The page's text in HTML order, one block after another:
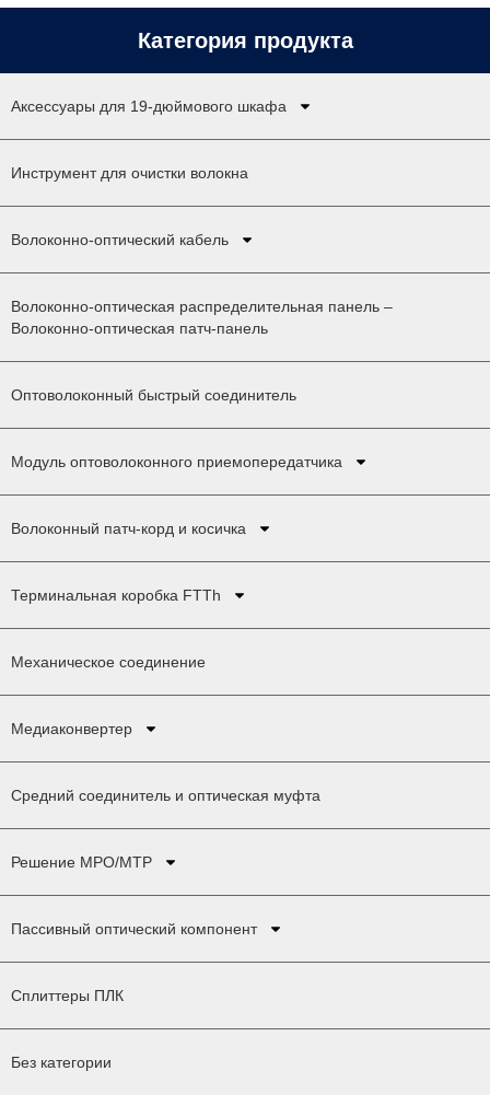
Категория продукта
Аксессуары для 19-дюймового шкафа
Инструмент для очистки волокна
Волоконно-оптический кабель
Волоконно-оптическая распределительная панель –
Волоконно-оптическая патч-панель
Оптоволоконный быстрый соединитель
Модуль оптоволоконного приемопередатчика
Волоконный патч-корд и косичка
Терминальная коробка FTTh
Механическое соединение
Медиаконвертер
Средний соединитель и оптическая муфта
Решение MPO/MTP
Пассивный оптический компонент
Сплиттеры ПЛК
Без категории